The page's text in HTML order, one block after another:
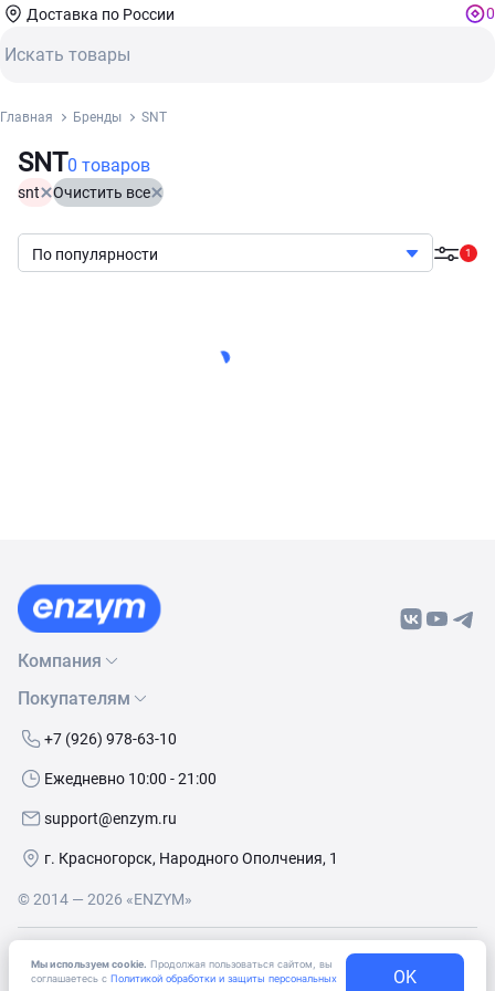
Мы используем cookie. Продолжая пользоваться сайтом, вы
соглашаетесь с Политикой обработки и защиты персональных
OK
Доставка по России 0
Главная Бренды SNT
SNT0 товаров
snt Очистить все
По популярности 1
Компания
О нас
Бренды
Покупателям
Как сделать заказ
Условия доставки
+7 (926) 978-63-10
Ежедневно 10:00 - 21:00
support@enzym.ru
г. Красногорск, Народного Ополчения, 1
© 2014 — 2026 «ENZYM»
на получение рекламно-информационных
материалов